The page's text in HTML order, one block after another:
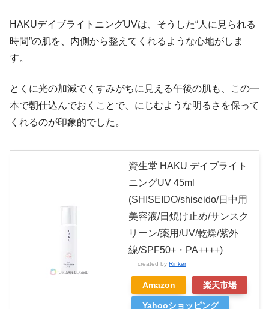
HAKUデイブライトニングUVは、そうした“人に見られる
時間”の肌を、内側から整えてくれるような心地がしま
す。
とくに光の加減でくすみがちに見える午後の肌も、この一
本で朝仕込んでおくことで、にじむような明るさを保って
くれるのが印象的でした。
資生堂 HAKU デイブライト
ニングUV 45ml
(SHISEIDO/shiseido/日中用
美容液/日焼け止め/サンスク
リーン/薬用/UV/乾燥/紫外
線/SPF50+・PA++++)
created by Rinker
Amazon 楽天市場
Yahooショッピング